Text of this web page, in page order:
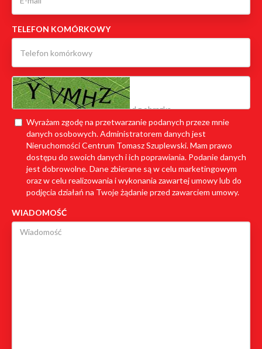
TELEFON KOMÓRKOWY
Wyrażam zgodę na przetwarzanie podanych przeze mnie
danych osobowych. Administratorem danych jest
Nieruchomości Centrum Tomasz Szuplewski. Mam prawo
dostępu do swoich danych i ich poprawiania. Podanie danych
jest dobrowolne. Dane zbierane są w celu marketingowym
oraz w celu realizowania i wykonania zawartej umowy lub do
podjęcia działań na Twoje żądanie przed zawarciem umowy.
WIADOMOŚĆ